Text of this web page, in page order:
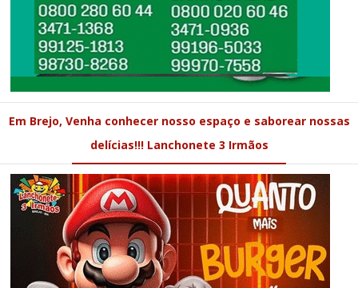
Em Brejo, Venha conhecer nosso espaço e saborear nossas
delícias!!! Lanchonete 3 Irmãos